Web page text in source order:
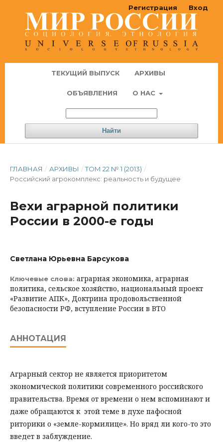
ТЕКУЩИЙ ВЫПУСК АРХИВЫ
ОБЪЯВЛЕНИЯ О НАС
Найти
Регистрация Вход
ГЛАВНАЯ / АРХИВЫ / ТОМ 22 № 1 (2013) /
Российский агрокомплекс: реальность и будущее
Вехи аграрной политики
России в 2000-е годы
Светлана Юрьевна Барсукова
Ключевые слова: аграрная экономика, аграрная
политика, сельское хозяйство, национальный проект
«Развитие АПК», Доктрина продовольственной
безопасности РФ, вступление России в ВТО
АННОТАЦИЯ
Аграрный сектор не является приоритетом
экономической политики современного российского
правительства. Время от времени о нем вспоминают и
даже обращаются к этой теме в духе пафосной
риторики о «земле-кормилице». Но вряд ли кого-то это
введет в заблуждение.